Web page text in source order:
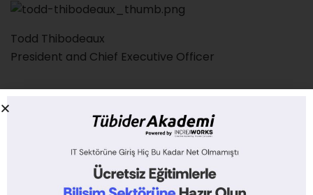
Todd Thibodeaux
President and Chief Executive Officer
Executive Vice President, Skills Certification